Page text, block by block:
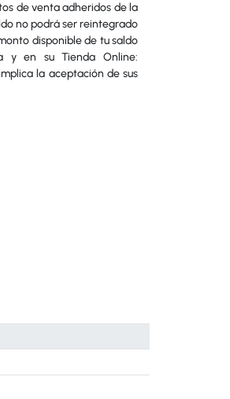
de venta adheridos de la
no podrá ser reintegrado
disponible de tu saldo
y en su Tienda Online:
la aceptación de sus